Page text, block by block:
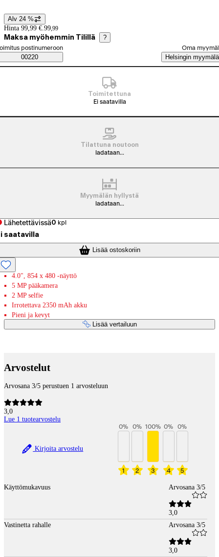
Hintatiedot
Alv 24 %
Hinta 99,99 €. 99,99
Maksa myöhemmin Tilillä ?
Saatavuustiedot
tilaustapa
postinumeroon
00220
Oma
Helsingin myymälä
Toimitettuna
Ei saatavilla
Tilattuna noutoon
ladataan...
Myymälän hyllystä
ladataan...
Lähetettävissä0 kpl
saatavilla
Lisää ostoskoriin
4.0", 854 x 480 -näyttö
5 MP pääkamera
2 MP selfie
Irrotettava 2350 mAh akku
Pieni ja kevyt
Lisää vertailuun
Arvostelut
Arvosana 3/5 perustuen 1 arvosteluun
3,0
Lue 1 tuotearvostelu
Kirjoita arvostelu
1
0%
2
0%
3
100%
4
0%
5
0%
Käyttömukavuus Arvosana 3/5
3,0
Vastinetta rahalle
Arvosana 3/5
3,0